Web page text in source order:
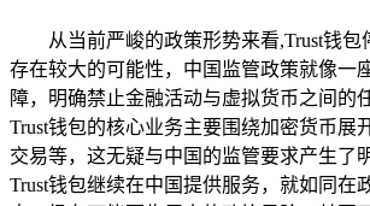
从当前严峻的政策形势来看,Trust钱
存在较大的可能性，中国监管政策就像一
障，明确禁止金融活动与虚拟货币之间的
Trust钱包的核心业务主要围绕加密货币展
交易等，这无疑与中国的监管要求产生了
Trust钱包继续在中国提供服务，就如同在